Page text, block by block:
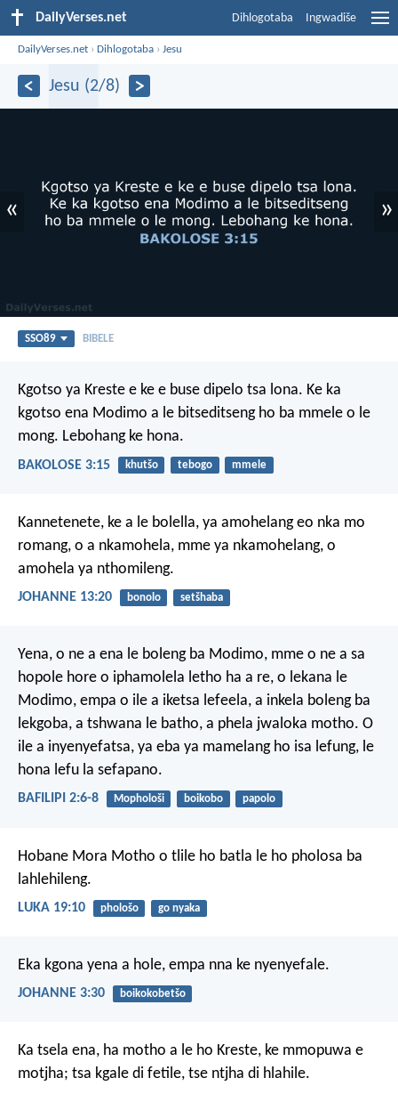
DailyVerses.net Dihlogotaba Ingwadiše
DailyVerses.net ›Dihlogotaba ›Jesu
Jesu (2/8)
« »
SSO89 BIBELE
Kgotso ya Kreste e ke e buse dipelo tsa lona. Ke ka
kgotso ena Modimo a le bitseditseng ho ba mmele o le
mong. Lebohang ke hona.
BAKOLOSE 3:15 khutšo tebogo mmele
Kannetenete, ke a le bolella, ya amohelang eo nka mo
romang, o a nkamohela, mme ya nkamohelang, o
amohela ya nthomileng.
JOHANNE 13:20 bonolo setšhaba
Yena, o ne a ena le boleng ba Modimo, mme o ne a sa
hopole hore o iphamolela letho ha a re, o lekana le
Modimo, empa o ile a iketsa lefeela, a inkela boleng ba
lekgoba, a tshwana le batho, a phela jwaloka motho. O
ile a inyenyefatsa, ya eba ya mamelang ho isa lefung, le
hona lefu la sefapano.
BAFILIPI 2:6-8 Mophološi boikobo papolo
Hobane Mora Motho o tlile ho batla le ho pholosa ba
lahlehileng.
LUKA 19:10 phološo go nyaka
Eka kgona yena a hole, empa nna ke nyenyefale.
JOHANNE 3:30 boikokobetšo
Ka tsela ena, ha motho a le ho Kreste, ke mmopuwa e
motjha; tsa kgale di fetile, tse ntjha di hlahile.